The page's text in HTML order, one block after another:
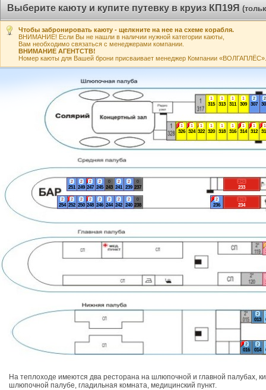
Выберите каюту и купите путевку в круиз КП19Я
Чтобы забронировать каюту - щелкните на нее на схеме корабля.
ВНИМАНИЕ! Если Вы не нашли в наличии нужной категории каюты,
Вам необходимо связаться с менеджерами компании.
ВНИМАНИЕ АГЕНТСТВ!
Номер каюты для Вашей брони присваивает менеджер Компании «ВОЛГАПЛЁС».
2
013
2
014
2
016
2+1
233
2+1
234
2
236
0
237
0
238
2
239
2
240
2
241
2
242
0
243
2
244
2
245
2
246
2
247
2
248
2
249
2
250
2
251
2
252
2
254
2
2
307
1
309
1
1
311
1
312
1
313
1
314
1
315
1
316
1
318
1
320
1
322
1
324
1
326
На теплоходе имеются два ресторана на шлюпочной и главной палубах,
шлюпочной палубе, гладильная комната, медицинский пункт.